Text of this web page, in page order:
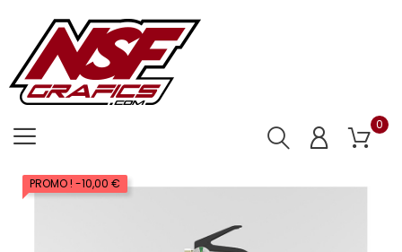
0
PROMO ! -10,00 €